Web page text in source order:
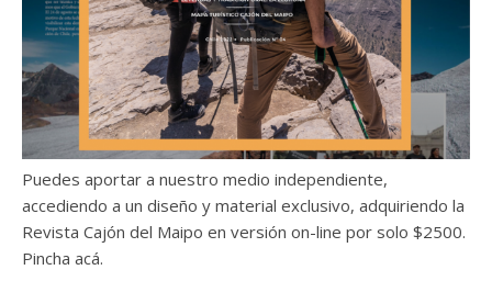
Puedes aportar a nuestro medio independiente,
accediendo a un diseño y material exclusivo, adquiriendo la
Revista Cajón del Maipo en versión on-line por solo $2500.
Pincha acá.